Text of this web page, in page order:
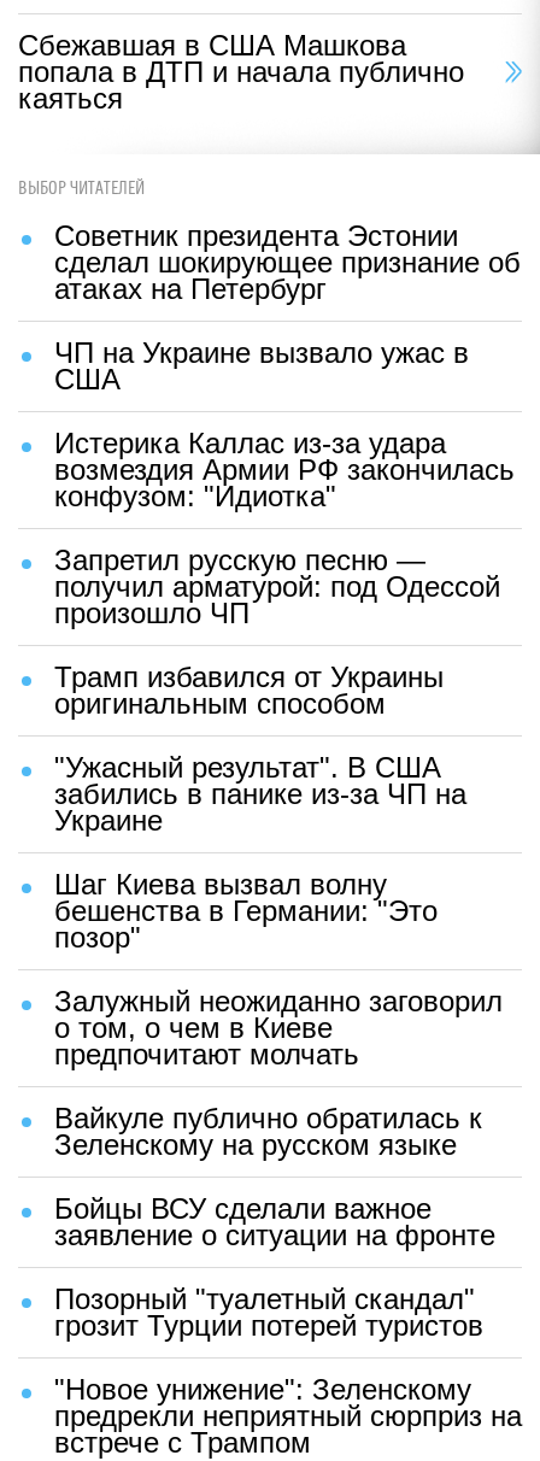
Сбежавшая в США Машкова
попала в ДТП и начала публично
каяться
ВЫБОР ЧИТАТЕЛЕЙ
Советник президента Эстонии
сделал шокирующее признание об
атаках на Петербург
ЧП на Украине вызвало ужас в
США
Истерика Каллас из-за удара
возмездия Армии РФ закончилась
конфузом: "Идиотка"
Запретил русскую песню —
получил арматурой: под Одессой
произошло ЧП
Трамп избавился от Украины
оригинальным способом
"Ужасный результат". В США
забились в панике из-за ЧП на
Украине
Шаг Киева вызвал волну
бешенства в Германии: "Это
позор"
Залужный неожиданно заговорил
о том, о чем в Киеве
предпочитают молчать
Вайкуле публично обратилась к
Зеленскому на русском языке
Бойцы ВСУ сделали важное
заявление о ситуации на фронте
Позорный "туалетный скандал"
грозит Турции потерей туристов
"Новое унижение": Зеленскому
предрекли неприятный сюрприз на
встрече с Трампом